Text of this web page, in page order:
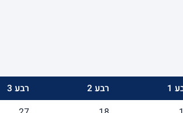
1 רבע 2 רבע 3